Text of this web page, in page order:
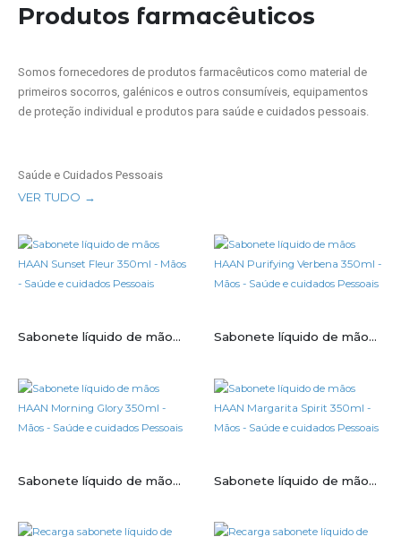
Produtos farmacêuticos
Somos fornecedores de produtos farmacêuticos como material de
primeiros socorros, galénicos e outros consumíveis, equipamentos
de proteção individual e produtos para saúde e cuidados pessoais.
Saúde e Cuidados Pessoais
VER TUDO →
Sabonete líquido de mãos HAAN Sunset Fleur 350ml Sabonete líquido de mãos HAAN Purifying Verbena 350ml
Sabonete líquido de mãos HAAN Morning Glory 350ml Sabonete líquido de mãos HAAN Margarita Spirit 350ml